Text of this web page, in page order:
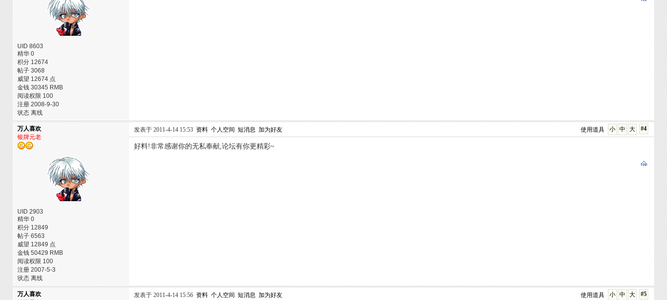
UID 8603
精华 0
积分 12674
帖子 3068
威望 12674 点
金钱 30345 RMB
阅读权限 100
注册 2008-9-30
状态 离线
万人喜欢
银牌元老
UID 2903
精华 0
积分 12849
帖子 6563
威望 12849 点
金钱 50429 RMB
阅读权限 100
注册 2007-5-3
状态 离线
#4
大
中
小
使用道具
发表于 2011-4-14 15:53 资料 个人空间 短消息 加为好友
好料!非常感谢你的无私奉献,论坛有你更精彩~
万人喜欢
#5
大
中
小
使用道具
发表于 2011-4-14 15:56 资料 个人空间 短消息 加为好友